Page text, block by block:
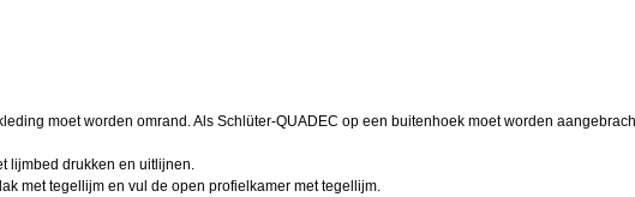
moet worden omrand. Als Schlüter-QUADEC op een buitenhoek moet worden
lijmbed drukken en uitlijnen.
met tegellijm en vul de open profielkamer met tegellijm.